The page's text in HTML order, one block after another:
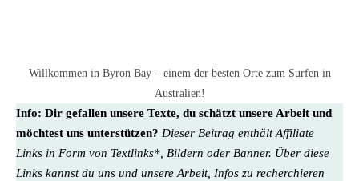
Willkommen in Byron Bay – einem der besten Orte zum Surfen in
Australien!
Info: Dir gefallen unsere Texte, du schätzt unsere Arbeit und
möchtest uns unterstützen? Dieser Beitrag enthält Affiliate
Links in Form von Textlinks*, Bildern oder Banner. Über diese
Links kannst du uns und unsere Arbeit, Infos zu recherchieren